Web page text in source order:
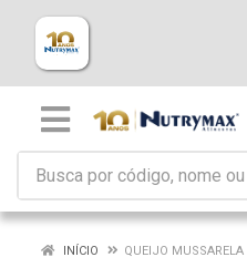
INÍCIO QUEIJO